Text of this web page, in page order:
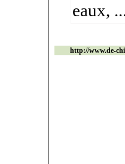
eaux,
http://www.de-